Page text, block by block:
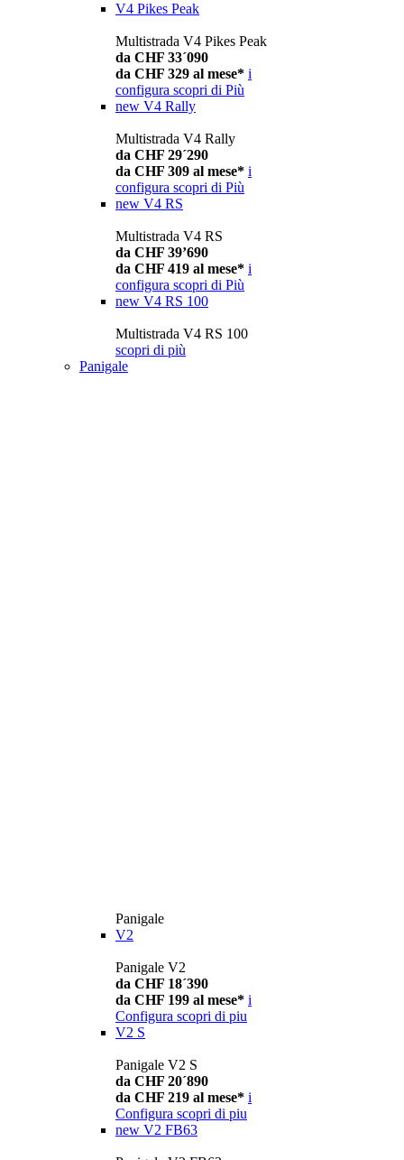
V4 Pikes Peak
Multistrada V4 Pikes Peak
da CHF 33´090
da CHF 329 al mese* i
configura scopri di Più
new V4 Rally
Multistrada V4 Rally
da CHF 29´290
da CHF 309 al mese* i
configura scopri di Più
new V4 RS
Multistrada V4 RS
da CHF 39’690
da CHF 419 al mese* i
configura scopri di Più
new V4 RS 100
Multistrada V4 RS 100
scopri di più
Panigale
Panigale
V2
Panigale V2
da CHF 18´390
da CHF 199 al mese* i
Configura scopri di piu
V2 S
Panigale V2 S
da CHF 20´890
da CHF 219 al mese* i
Configura scopri di piu
new V2 FB63